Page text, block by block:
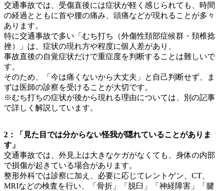
交通事故では、受傷直後には症状が軽く感じられても、時間
の経過とともに首や腰の痛み、頭痛などが現れることが多々
あります。
特に交通事故で多い「むち打ち（外傷性頚部症候群・頚椎捻
挫）」は、症状の現れ方や程度に個人差があり、
事故直後の自覚症状だけで重症度を判断することは難しいで
す。
そのため、「今は痛くないから大丈夫」と自己判断せず、ま
ずは医師の診察を受けることが大切です。
※むち打ちの症状が後から現れる理由については、別の記事
で詳しく解説しています。
2：「見た目では分からない怪我が隠れていることがありま
す」
交通事故では、外見上は大きなケガがなくても、身体の内部
で損傷が起きている場合があります。
整形外科では診察に加え、必要に応じてレントゲン、CT、
MRIなどの検査を行い、「骨折」「脱臼」「神経障害」「腱